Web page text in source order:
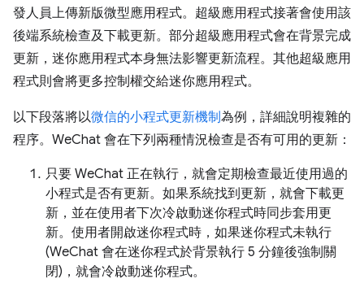
發人員上傳新版微型應用程式。超級應用程式接著會使用該
後端系統檢查及下載更新。部分超級應用程式會在背景完成
更新，迷你應用程式本身無法影響更新流程。其他超級應用
程式則會將更多控制權交給迷你應用程式。
以下段落將以微信的小程式更新機制為例，詳細說明複雜的
程序。WeChat 會在下列兩種情況檢查是否有可用的更新：
只要 WeChat 正在執行，就會定期檢查最近使用過的
小程式是否有更新。如果系統找到更新，就會下載更
新，並在使用者下次冷啟動迷你程式時同步套用更
新。使用者開啟迷你程式時，如果迷你程式未執行
(WeChat 會在迷你程式於背景執行 5 分鐘後強制關
閉)，就會冷啟動迷你程式。